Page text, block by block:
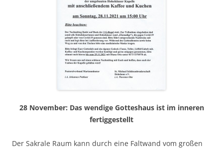
28 November: Das wendige Gotteshaus ist im inneren
fertiggestellt
Der Sakrale Raum kann durch eine Faltwand vom großen